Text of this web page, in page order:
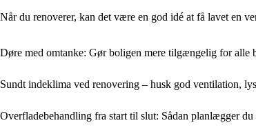
Når du renoverer, kan det være en god idé at få lavet en
Døre med omtanke: Gør boligen mere tilgængelig for alle
Sundt indeklima ved renovering – husk god ventilation,
Overfladebehandling fra start til slut: Sådan planlægger